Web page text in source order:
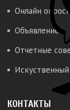
Онлайн
Объявление
Отчетные
КОНТАКТЫ